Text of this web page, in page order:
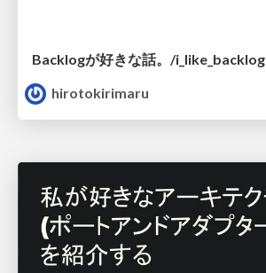
Backlogが好きな話。/i_like_backlog
hirotokirimaru